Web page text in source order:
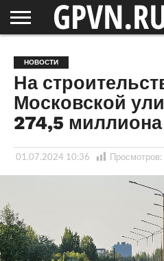
ОБЛАСТЬ
НОВОСТИ
СОСЕДЕЙ
РОССИЯ
/ МИР
СПЕЦПРОЕКТЫ
БЛОГ
СТАТЬИ
ФОТОРЕПОРТАЖИ
ИНТЕРВЬЮ
ОБЪЕКТЫ
ПОДБОРКИ
НОВОСТИ
На
Московской
274,5
01.07.2024 10:36 Просмотров: